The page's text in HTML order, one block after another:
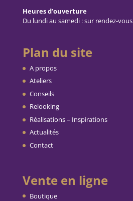
Heures d’ouverture
Du lundi au samedi : sur rendez-vous
Plan du site
A propos
Ateliers
Conseils
Relooking
Réalisations – Inspirations
Actualités
Contact
Vente en ligne
Boutique